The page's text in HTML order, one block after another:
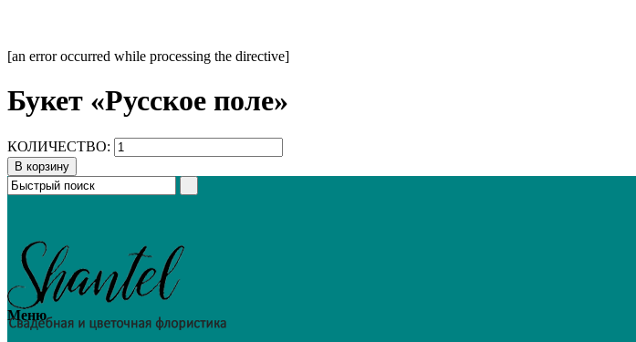
[an error occurred while processing the directive]
Букет «Русское поле»
КОЛИЧЕСТВО:
В корзину
Меню